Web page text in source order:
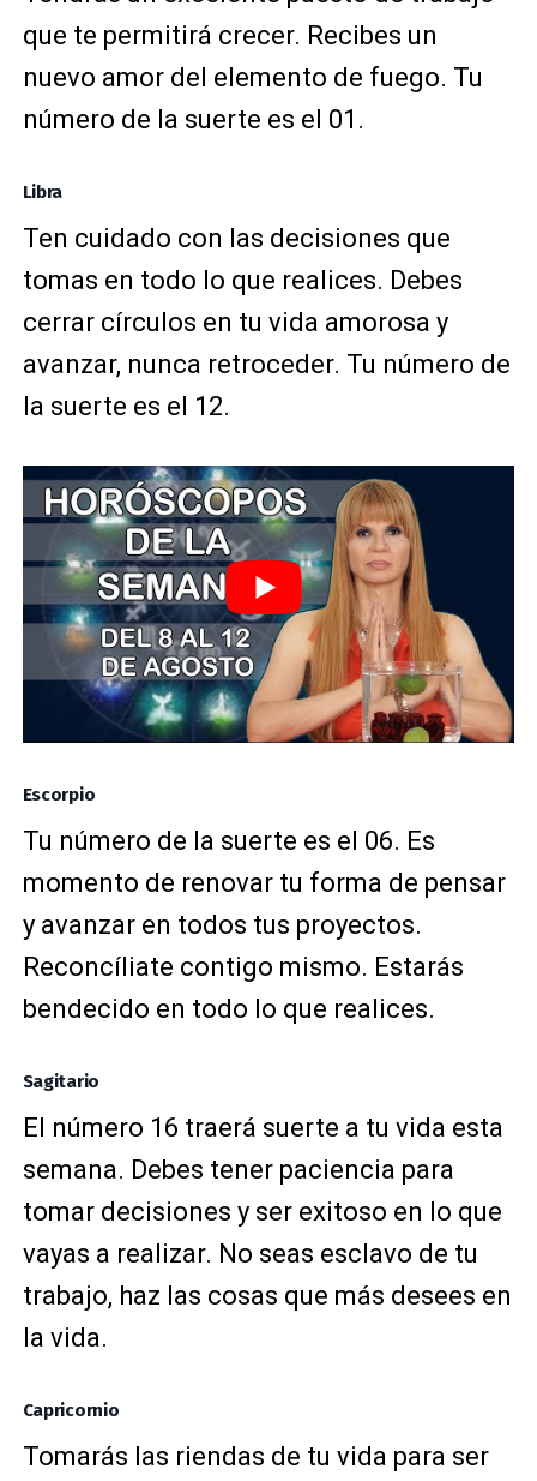
que te permitirá crecer. Recibes un
nuevo amor del elemento de fuego. Tu
número de la suerte es el 01.
Libra
Ten cuidado con las decisiones que
tomas en todo lo que realices. Debes
cerrar círculos en tu vida amorosa y
avanzar, nunca retroceder. Tu número de
la suerte es el 12.
Escorpio
Tu número de la suerte es el 06. Es
momento de renovar tu forma de pensar
y avanzar en todos tus proyectos.
Reconcíliate contigo mismo. Estarás
bendecido en todo lo que realices.
Sagitario
El número 16 traerá suerte a tu vida esta
semana. Debes tener paciencia para
tomar decisiones y ser exitoso en lo que
vayas a realizar. No seas esclavo de tu
trabajo, haz las cosas que más desees en
la vida.
Capricornio
Tomarás las riendas de tu vida para ser